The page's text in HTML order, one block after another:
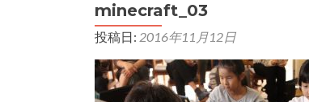
minecraft_03
投稿日: 2016年11月12日